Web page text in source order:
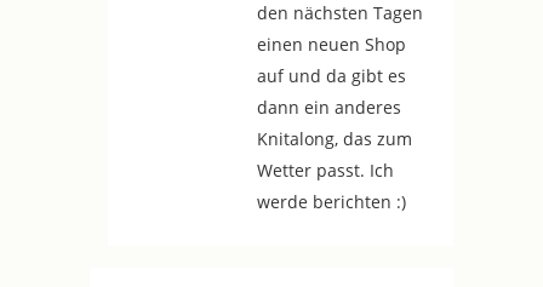
den nächsten Tagen
einen neuen Shop
auf und da gibt es
dann ein anderes
Knitalong, das zum
Wetter passt. Ich
werde berichten :)